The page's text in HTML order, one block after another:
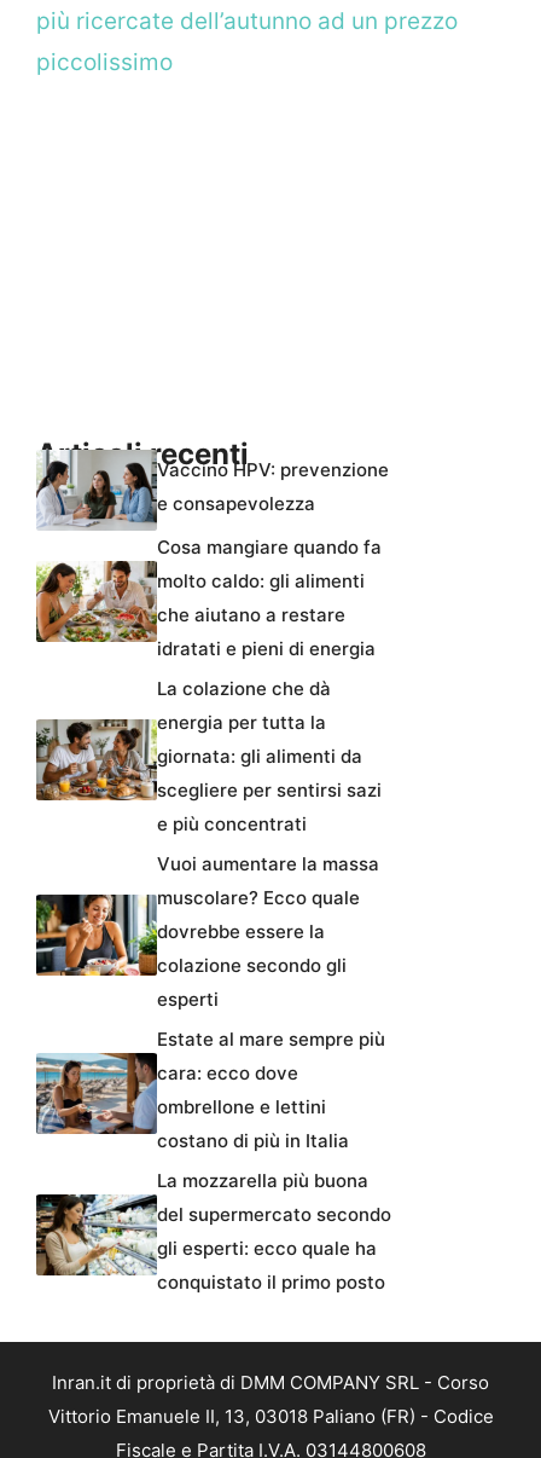
più ricercate dell’autunno ad un prezzo
piccolissimo
Articoli recentiVaccino HPV: prevenzione
e consapevolezza
Cosa mangiare quando fa
molto caldo: gli alimenti
che aiutano a restare
idratati e pieni di energia
La colazione che dà
energia per tutta la
giornata: gli alimenti da
scegliere per sentirsi sazi
e più concentrati
Vuoi aumentare la massa
muscolare? Ecco quale
dovrebbe essere la
colazione secondo gli
esperti
Estate al mare sempre più
cara: ecco dove
ombrellone e lettini
costano di più in Italia
La mozzarella più buona
del supermercato secondo
gli esperti: ecco quale ha
conquistato il primo posto
Inran.it di proprietà di DMM COMPANY SRL - Corso
Vittorio Emanuele II, 13, 03018 Paliano (FR) - Codice
Fiscale e Partita I.V.A. 03144800608